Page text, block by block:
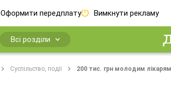
Оформити передплату Вимкнути рекламу
Всі розділи
Суспільство, події 200 тис. грн молодим